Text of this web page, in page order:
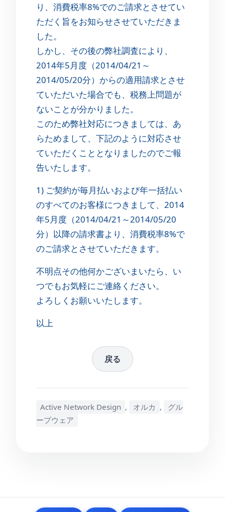
り、消費税率8%でのご請求とさせてい
ただく旨をお知らせさせていただきま
した。
しかし、その後の弊社調査により、
2014年5月度（2014/04/21～
2014/05/20分）からの適用請求とさせ
ていただいた場合でも、税務上問題が
ないことが分かりました。
このため弊社対応につきましては、あ
らためまして、下記のように対応させ
ていただくこととなりましたのでご報
告いたします。
1) ご契約が毎月払いおよび年一括払い
のすべてのお客様につきまして、2014
年5月度（2014/04/21～2014/05/20
分）以降の請求書より、消費税率8%で
のご請求とさせていただきます。
不明点その他何かございまいたら、い
つでもお気軽にご連絡ください。
よろしくお願いいたします。
以上
戻る
Active Network Design , オルカ ,
グル
ープウェア